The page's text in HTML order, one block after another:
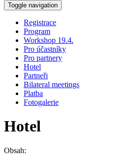
Toggle navigation
Registrace
Program
Workshop 19.4.
Pro účastníky
Pro partnery
Hotel
Partneři
Bilateral meetings
Platba
Fotogalerie
Hotel
Obsah: